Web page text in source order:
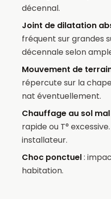
décennal.
Joint de dilatation
fréquent sur grandes
décennale selon
Mouvement de
répercute sur la
nat éventuellement.
Chauffage au sol
rapide ou T°
installateur.
Choc ponctuel:
habitation.